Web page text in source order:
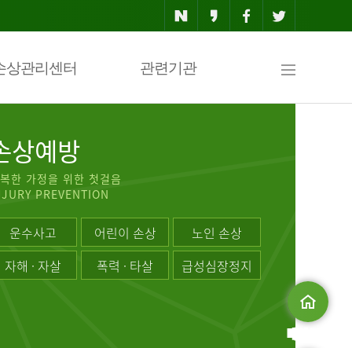
상관리센터 관련기관
맵
상예방
한 가정을 위한 첫걸음
PREVENTION
운수사고 어린이 손상
노인 손상
자해 · 자살
폭력 · 타살 급성심장정지
메인으로